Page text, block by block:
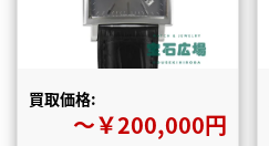
買取価格:
〜￥200,000円